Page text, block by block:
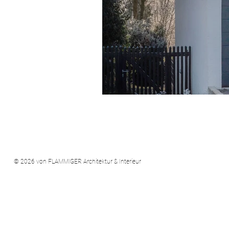
© 2026 von FLAMMIGER Architektur & Interieur